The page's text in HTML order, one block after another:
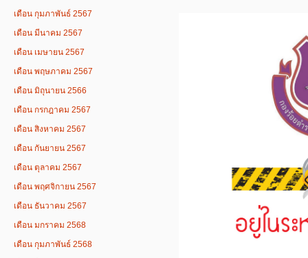
เดือน กุมภาพันธ์ 2567
เดือน มีนาคม 2567
เดือน เมษายน 2567
เดือน พฤษภาคม 2567
เดือน มิถุนายน 2566
เดือน กรกฎาคม 2567
เดือน สิงหาคม 2567
เดือน กันยายน 2567
เดือน ตุลาคม 2567
เดือน พฤศจิกายน 2567
เดือน ธันวาคม 2567
เดือน มกราคม 2568
เดือน กุมภาพันธ์ 2568